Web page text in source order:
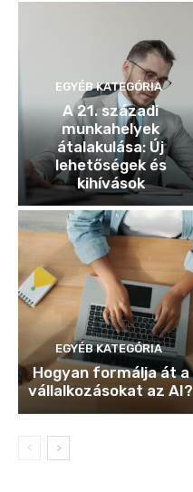
EGYÉB KATEGÓRIA
A 21. századi
munkahelyek
átalakulása: Új
lehetőségek és
kihívások
EGYÉB KATEGÓRIA
Hogyan formálja át a
vállalkozásokat az AI?